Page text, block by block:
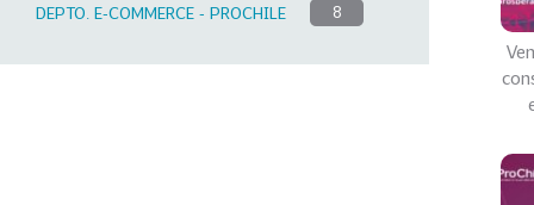
DEPTO. E-COMMERCE - PROCHILE 8